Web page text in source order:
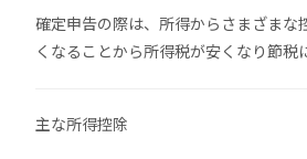
確定申告の際は、所得からさまざまな
くなることから所得税が安くなり節
主な所得控除